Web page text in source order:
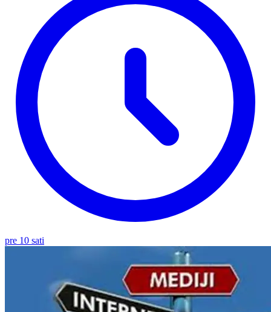
pre 10 sati